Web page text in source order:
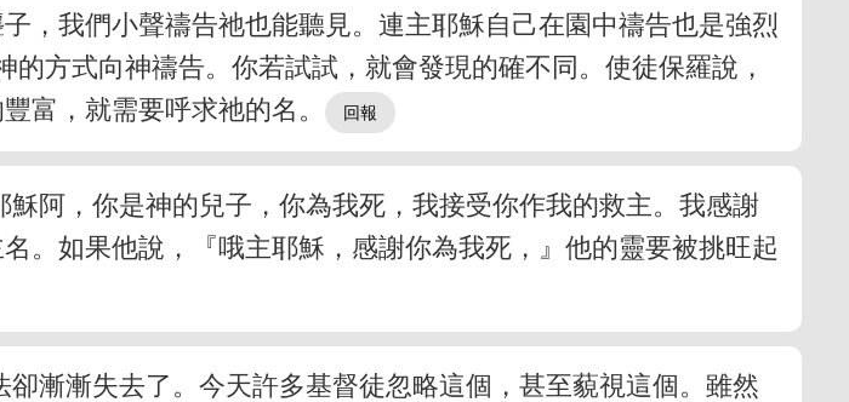
，我們小聲禱告祂也能聽見。連主耶穌自己在園中禱告也是強烈
方式向神禱告。你若試試，就會發現的確不同。使徒保羅說，
富，就需要呼求祂的名。
阿，你是神的兒子，你為我死，我接受你作我的救主。我感謝
。如果他說，『哦主耶穌，感謝你為我死，』他的靈要被挑旺起
漸漸失去了。今天許多基督徒忽略這個，甚至藐視這個。雖然